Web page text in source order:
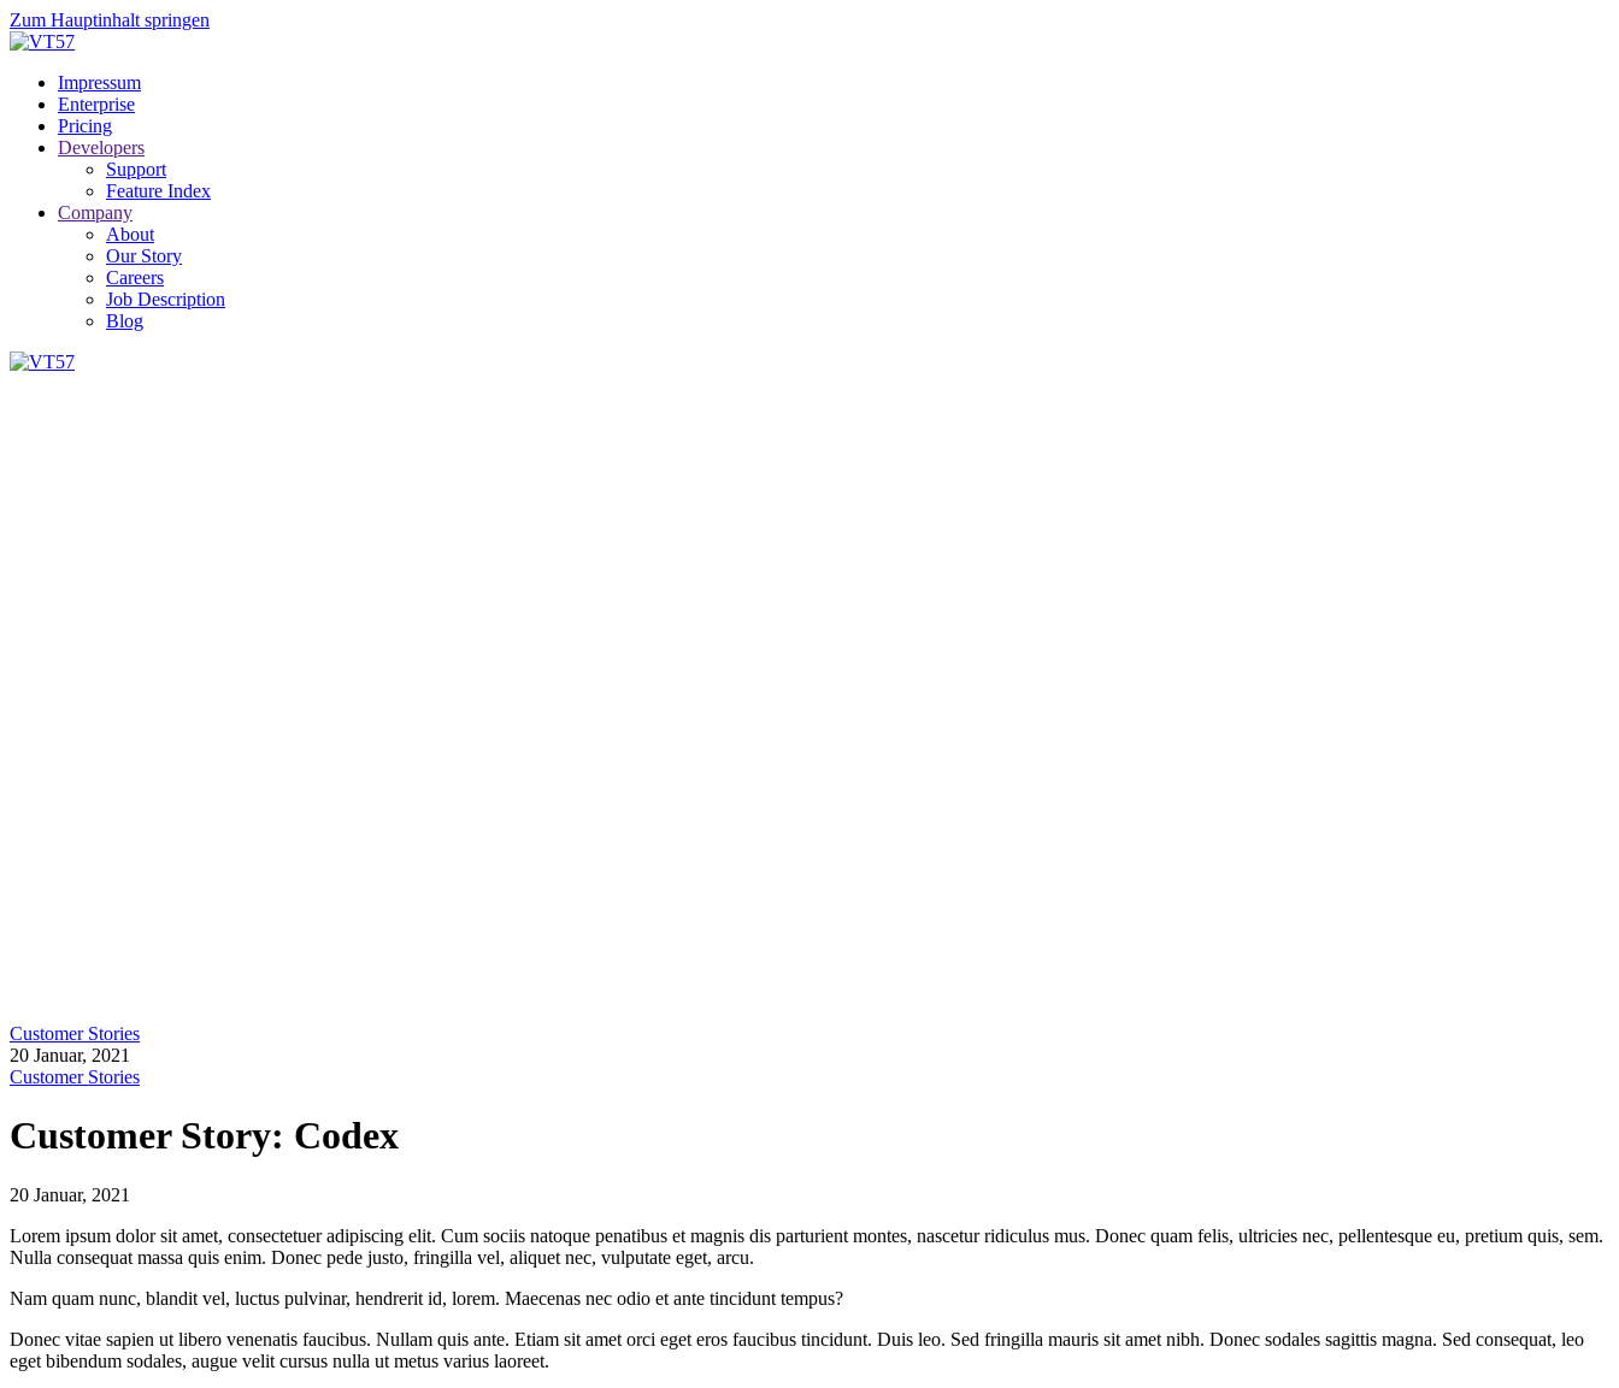
Zum Hauptinhalt springen
Impressum
Enterprise
Pricing
Developers
Support
Feature Index
Company
About
Our Story
Careers
Job Description
Blog
Customer Stories
20 Januar, 2021
Customer Stories
Customer Story: Codex
20 Januar, 2021
Lorem ipsum dolor sit amet, consectetuer adipiscing elit. Cum sociis natoque penatibus et magnis dis parturient montes, nascetur ridiculus mus. Donec quam felis, ultricies nec, pellentesque eu, pretium quis, sem.
Nulla consequat massa quis enim. Donec pede justo, fringilla vel, aliquet nec, vulputate eget, arcu.
Nam quam nunc, blandit vel, luctus pulvinar, hendrerit id, lorem. Maecenas nec odio et ante tincidunt tempus?
Donec vitae sapien ut libero venenatis faucibus. Nullam quis ante. Etiam sit amet orci eget eros faucibus tincidunt. Duis leo. Sed fringilla mauris sit amet nibh. Donec sodales sagittis magna. Sed consequat, leo
eget bibendum sodales, augue velit cursus nulla ut metus varius laoreet.